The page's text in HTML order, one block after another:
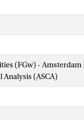
(FGw) -
Analysis (ASCA)